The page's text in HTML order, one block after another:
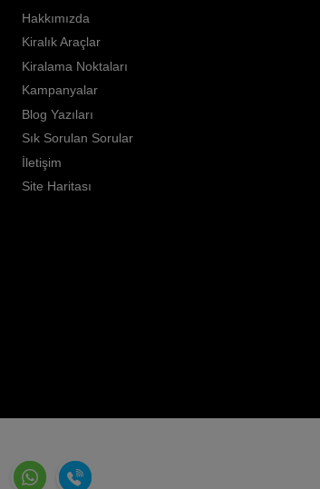
Hakkımızda
Kiralık Araçlar
Kiralama Noktaları
Kampanyalar
Blog Yazıları
Sık Sorulan Sorular
İletişim
Site Haritası